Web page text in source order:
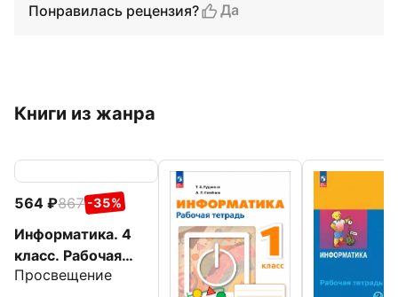
Понравилась рецензия?
Да
Книги из жанра
564 867 -35%
Информатика. 4
класс. Рабочая
тетрадь
Просвещение